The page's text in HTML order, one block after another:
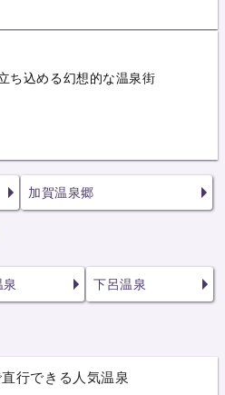
ち込める幻想的な温泉街
加賀温泉郷
下呂温泉
行できる人気温泉